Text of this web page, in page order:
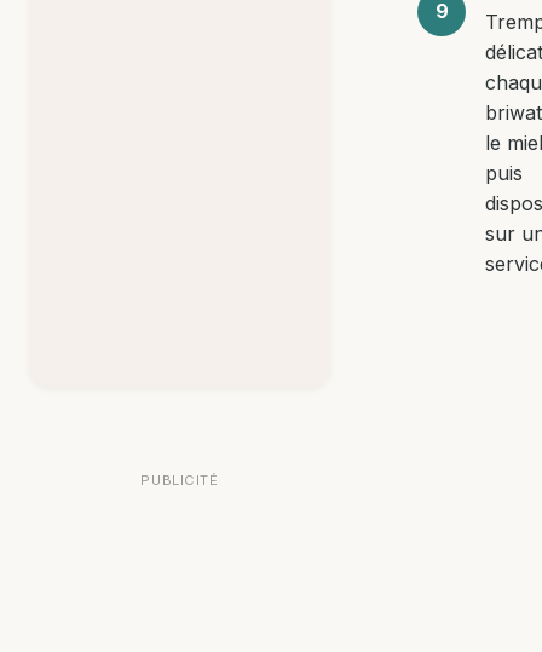
PUBLICITÉ
le
puis
sur